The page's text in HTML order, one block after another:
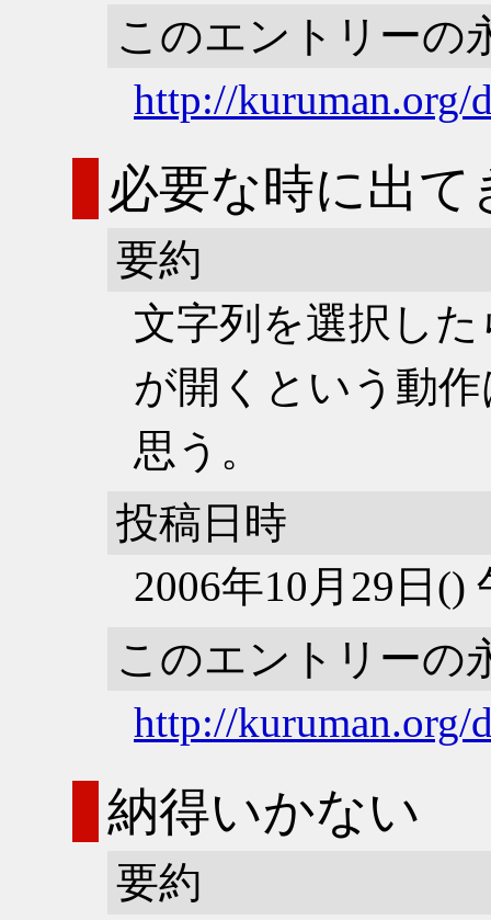
このエントリーの
http://kuruman.org/
必要な時に出
要約
文字列を選択し
が開くという動
思う。
投稿日時
2006年10月29日()
このエントリーの
http://kuruman.org/
納得いかない
要約